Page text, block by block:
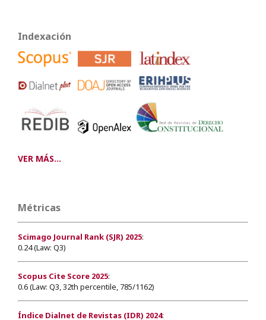
Indexación
VER MÁS...
Métricas
Scimago Journal Rank (SJR) 2025:
0.24 (Law: Q3)
Scopus Cite Score 2025:
0.6 (Law: Q3, 32th percentile, 785/1162)
Índice Dialnet de Revistas (IDR) 2024: